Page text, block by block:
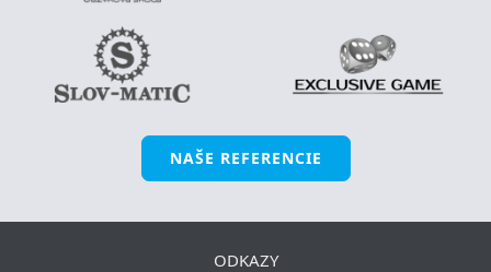
NAŠE REFERENCIE
ODKAZY